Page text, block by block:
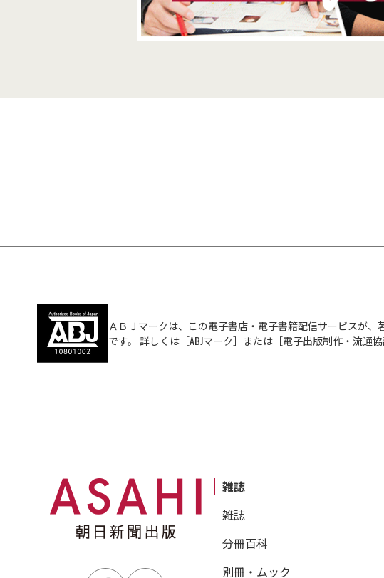
ＡＢＪマークは、この電子書店・電子書籍配信サービスが
です。 詳しくは［ABJマーク］または［電子出版制作・流通
雑誌
雑誌
分冊百科
別冊・ムック